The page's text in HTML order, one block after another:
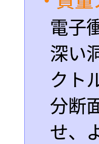
電子
深い
クト
分断
せ、